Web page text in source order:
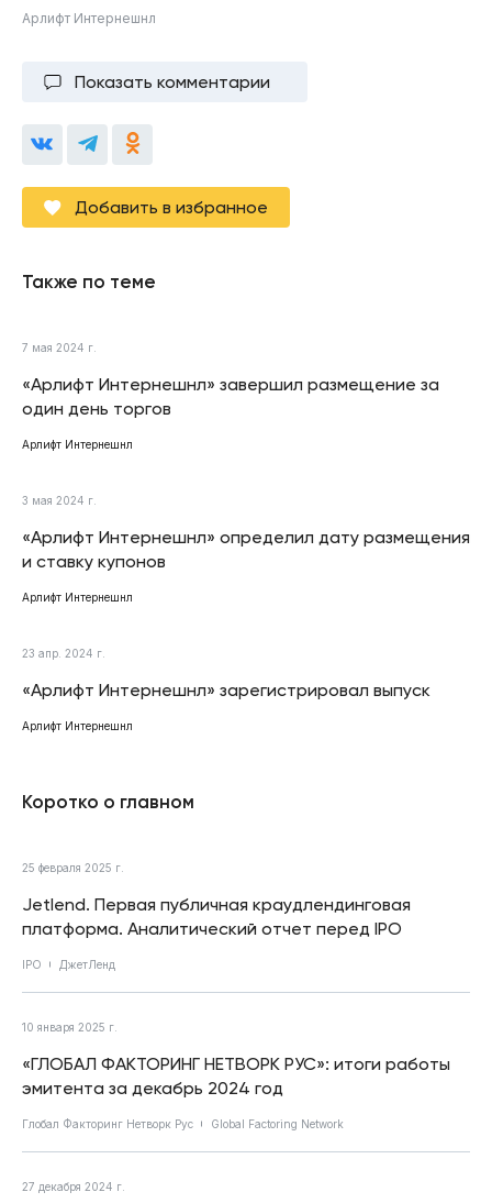
Арлифт Интернешнл
Показать комментарии
Добавить в избранное
Также по теме
7 мая 2024 г.
«Арлифт Интернешнл» завершил размещение за
один день торгов
Арлифт Интернешнл
3 мая 2024 г.
«Арлифт Интернешнл» определил дату размещения
и ставку купонов
Арлифт Интернешнл
23 апр. 2024 г.
«Арлифт Интернешнл» зарегистрировал выпуск
Арлифт Интернешнл
Коротко о главном
25 февраля 2025 г.
Jetlend. Первая публичная краудлендинговая
платформа. Аналитический отчет перед IPO
IPO ДжетЛенд
10 января 2025 г.
«ГЛОБАЛ ФАКТОРИНГ НЕТВОРК РУС»: итоги работы
эмитента за декабрь 2024 год
Глобал Факторинг Нетворк Рус Global Factoring Network
27 декабря 2024 г.